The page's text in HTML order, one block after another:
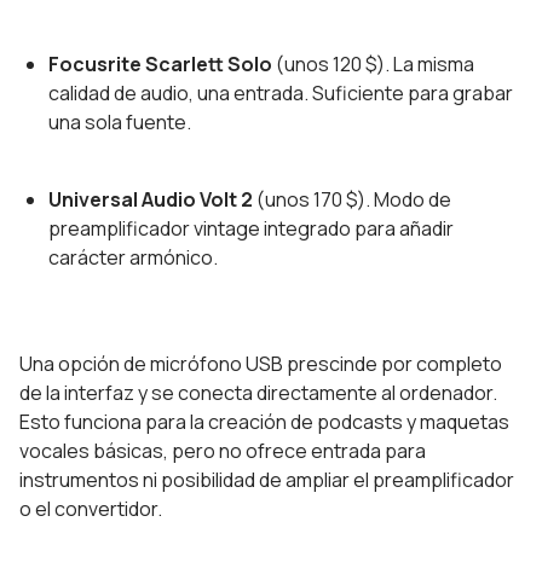
Focusrite Scarlett Solo (unos 120 $). La misma
calidad de audio, una entrada. Suficiente para grabar
una sola fuente.
Universal Audio Volt 2 (unos 170 $). Modo de
preamplificador vintage integrado para añadir
carácter armónico.
Una opción de micrófono USB prescinde por completo
de la interfaz y se conecta directamente al ordenador.
Esto funciona para la creación de podcasts y maquetas
vocales básicas, pero no ofrece entrada para
instrumentos ni posibilidad de ampliar el preamplificador
o el convertidor.